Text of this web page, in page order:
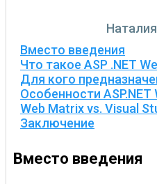
Вместо введения
Что такое ASP .NET
Для кого
Особенности ASP.NET
Web Matrix vs. Visual
Заключение
Вместо введения